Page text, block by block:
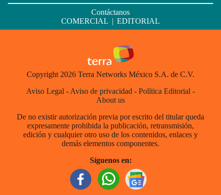
Contáctanos
COMERCIAL | EDITORIAL
Copyright 2026 Terra Networks México S.A. de C.V.
Aviso Legal - Aviso de privacidad - Política Editorial -
About us
De no existir autorización previa por escrito del titular queda
expresamente prohibida la publicación, retransmisión,
edición y cualquier otro uso de los contenidos, enlaces y
demás elementos componentes.
Síguenos en: